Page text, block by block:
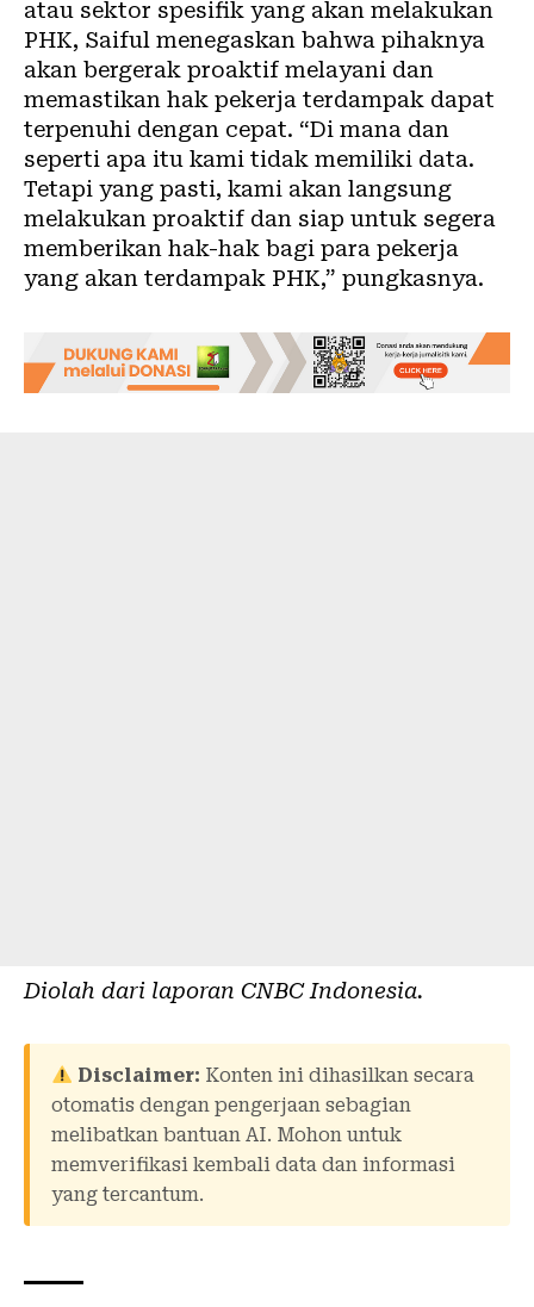
atau sektor spesifik yang akan melakukan
PHK, Saiful menegaskan bahwa pihaknya
akan bergerak proaktif melayani dan
memastikan hak pekerja terdampak dapat
terpenuhi dengan cepat. “Di mana dan
seperti apa itu kami tidak memiliki data.
Tetapi yang pasti, kami akan langsung
melakukan proaktif dan siap untuk segera
memberikan hak-hak bagi para pekerja
yang akan terdampak PHK,” pungkasnya.
Diolah dari laporan CNBC Indonesia.
Disclaimer: Konten ini dihasilkan secara
otomatis dengan pengerjaan sebagian
melibatkan bantuan AI. Mohon untuk
memverifikasi kembali data dan informasi
yang tercantum.